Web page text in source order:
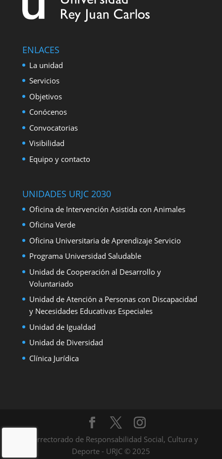
ENLACES
La unidad
Servicios
Objetivos
Conócenos
Convocatorias
Visibilidad
Equipo y contacto
UNIDADES URJC 2030
Oficina de Intervención Asistida con Animales
Oficina Verde
Oficina Universitaria de Aprendizaje Servicio
Programa Universidad Saludable
Unidad de Cooperación al Desarrollo y
Voluntariado
Unidad de Atención a Personas con Discapacidad
y Necesidades Educativas Especiales
Unidad de Igualdad
Unidad de Diversidad
Clínica Jurídica
Vicerrectorado de Responsabilidad Social, Cultura y
Deporte - URJC © 2025